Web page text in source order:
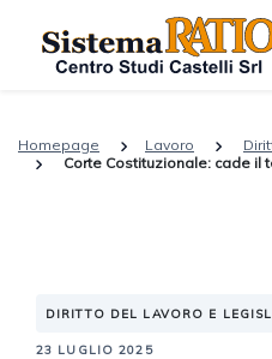
Homepage Lavoro
Corte Costituzionale: cade il
DIRITTO DEL LAVORO E
23 LUGLIO 2025